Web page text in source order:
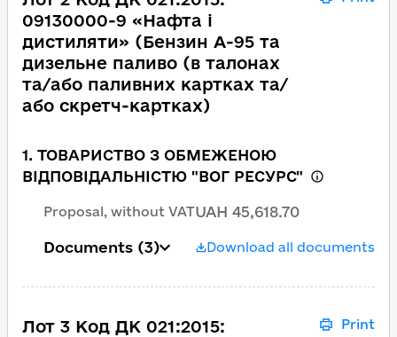
09130000-9 «Нафта і
дистиляти» (Бензин А-95 та
дизельне паливо (в талонах
та/або паливних картках та/
або скретч-картках)
1. ТОВАРИСТВО З ОБМЕЖЕНОЮ
ВІДПОВІДАЛЬНІСТЮ "ВОГ РЕСУРС"
Proposal, without VATUAH 45,618.70
Documents (3) Download all documents
Лот 3 Код ДК 021:2015:
Print